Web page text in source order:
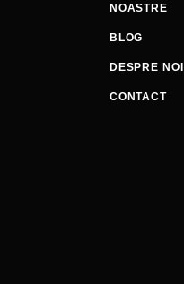
NOASTRE
BLOG
DESPRE NOI
CONTACT